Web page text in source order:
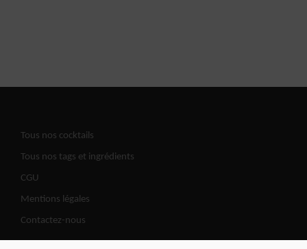
Tous nos cocktails
Tous nos tags et ingrédients
CGU
Mentions légales
Contactez-nous